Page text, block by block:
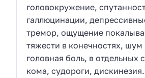
головокружение,
галлюцинации,
тремор, ощущение
тяжести в конечностях, шум
головная боль, в отдельных
кома, судороги, дискинезия.